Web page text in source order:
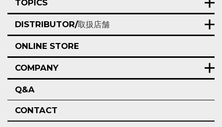
TOPICS
DISTRIBUTOR/取扱店舗
ONLINE STORE
COMPANY
Q&A
CONTACT